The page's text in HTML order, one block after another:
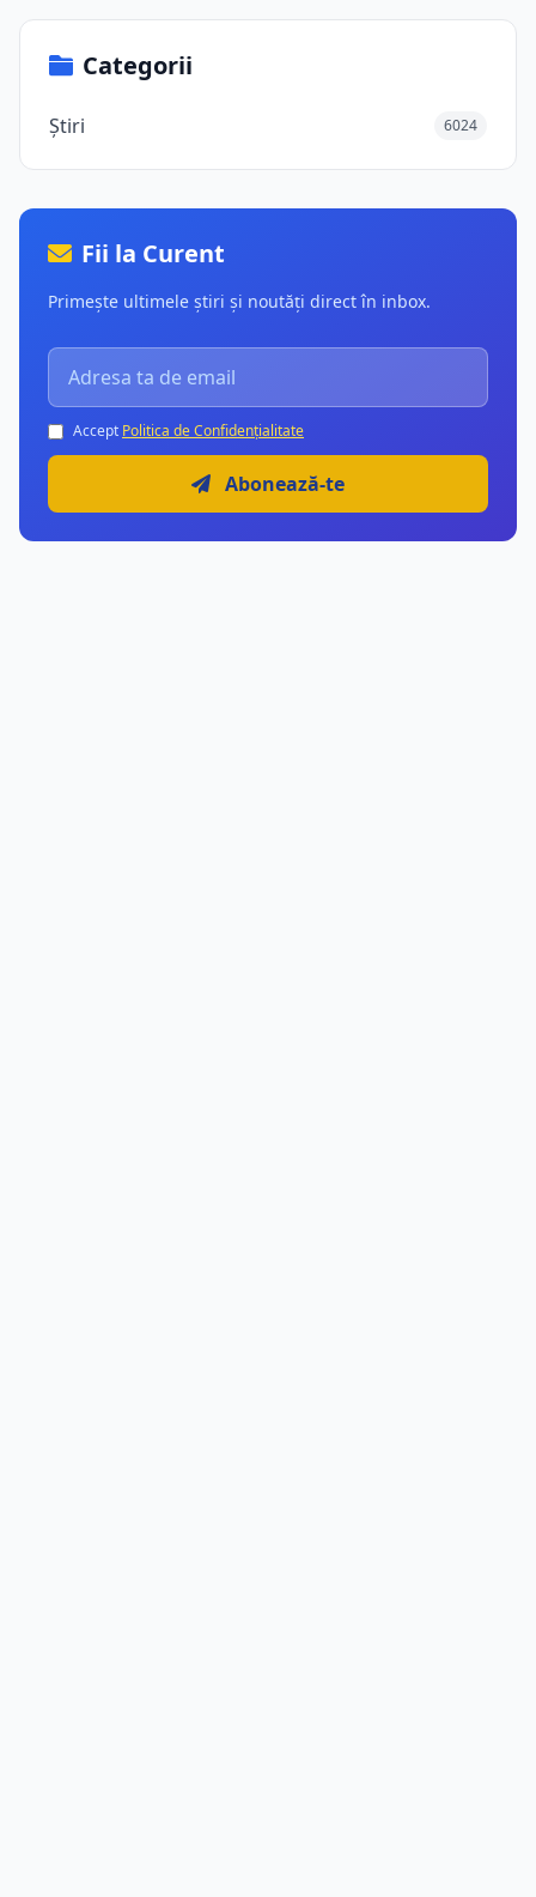
Categorii
Știri 6024
Fii la Curent
Primește ultimele știri și noutăți direct în inbox.
Accept Politica de Confidențialitate
Abonează-te